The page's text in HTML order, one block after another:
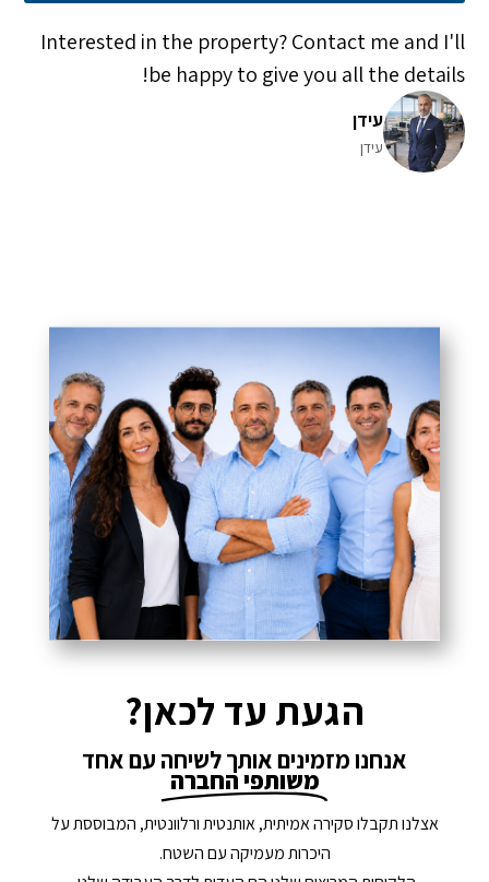
Interested in the property? Contact me and I'll
be happy to give you all the details!
עידן
עידן
הגעת עד לכאן?
אנחנו מזמינים אותך לשיחה עם אחד
משותפי החברה
אצלנו תקבלו סקירה אמיתית, אותנטית ורלוונטית, המבוססת על
היכרות מעמיקה עם השטח.